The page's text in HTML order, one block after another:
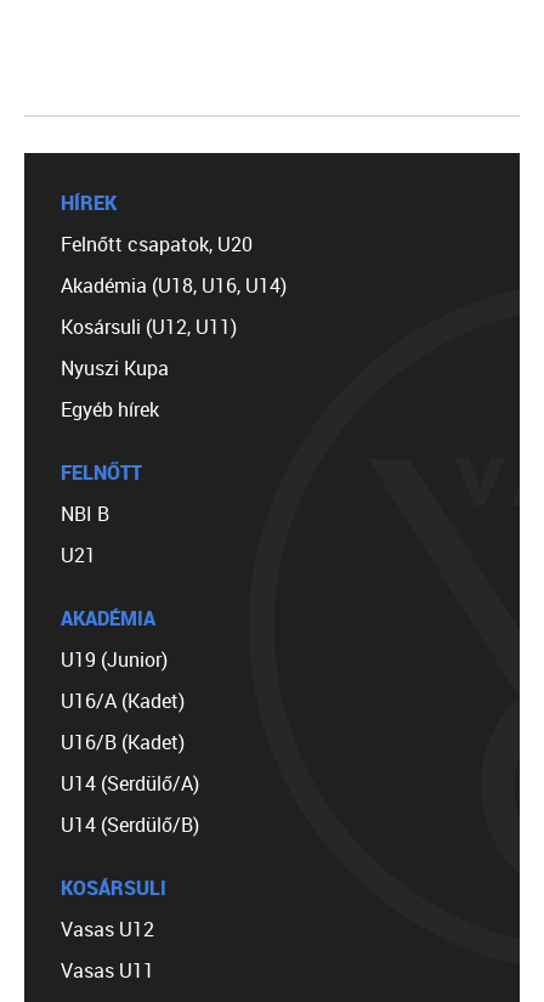
HÍREK
Felnőtt csapatok, U20
Akadémia (U18, U16, U14)
Kosársuli (U12, U11)
Nyuszi Kupa
Egyéb hírek
FELNŐTT
NBI B
U21
AKADÉMIA
U19 (Junior)
U16/A (Kadet)
U16/B (Kadet)
U14 (Serdülő/A)
U14 (Serdülő/B)
KOSÁRSULI
Vasas U12
Vasas U11